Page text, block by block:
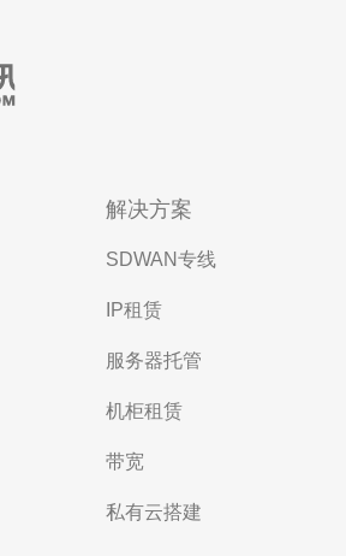
解决方案
SDWAN专线
IP租赁
服务器托管
机柜租赁
带宽
私有云搭建